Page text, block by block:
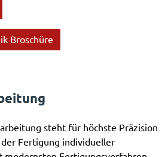
Broschüre
steht für höchste Präzision
Fertigung individueller